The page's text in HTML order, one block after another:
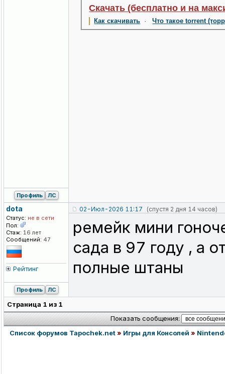
Скачать (бесплатно и на
Как скачивать ·Что такое torrent
Профиль ЛС
dota
Статус: не в сети
Пол:
Стаж: 16 лет
Сообщений: 47
Рейтинг
02-Июл-2026 11:17 (спустя 2 дня 14 часов)
ремейк мини
сада в 97 году , а
полные штаны
Профиль ЛС
Страница 1 из 1
Показать сообщения:
Список форумов Tapochek.net» Игры для Консолей »